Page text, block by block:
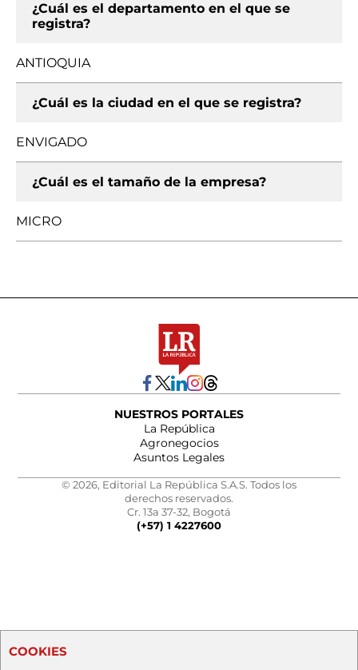
¿Cuál es el departamento en el que se
registra?
ANTIOQUIA
¿Cuál es la ciudad en el que se registra?
ENVIGADO
¿Cuál es el tamaño de la empresa?
MICRO
NUESTROS PORTALES
La República
Agronegocios
Asuntos Legales
© 2026, Editorial La República S.A.S. Todos los
derechos reservados.
Cr. 13a 37-32, Bogotá
(+57) 1 4227600
COOKIES